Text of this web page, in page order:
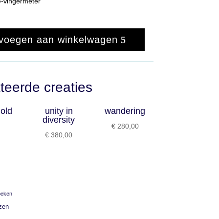
aan winkelwagen
creaties
unity in
diversity
€ 380,00
wandering
€280,00